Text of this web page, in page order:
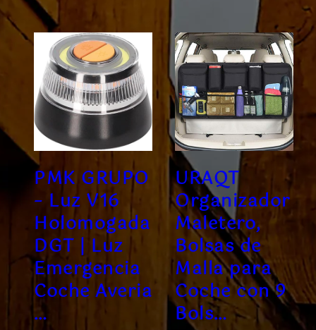
PMK GRUPO
– Luz V16
Holomogada
DGT | Luz
Emergencia
Coche Averia
…
URAQT
Organizador
Maletero,
Bolsas de
Malla para
Coche con 9
Bols…